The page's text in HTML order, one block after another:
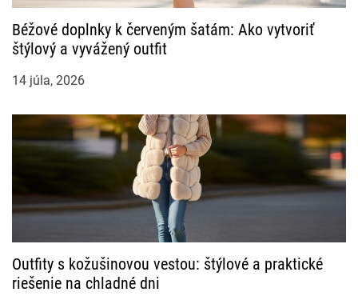
Béžové doplnky k červeným šatám: Ako vytvoriť
štýlový a vyvážený outfit
14 júla, 2026
Outfity s kožušinovou vestou: štýlové a praktické
riešenie na chladné dni